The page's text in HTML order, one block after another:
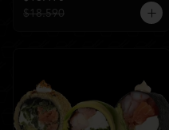
$18.590